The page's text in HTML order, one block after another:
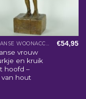
AFRIKAANSE WOONACCESSOIRES
vrouw
en kruik
hoofd –
van hout
€54,95